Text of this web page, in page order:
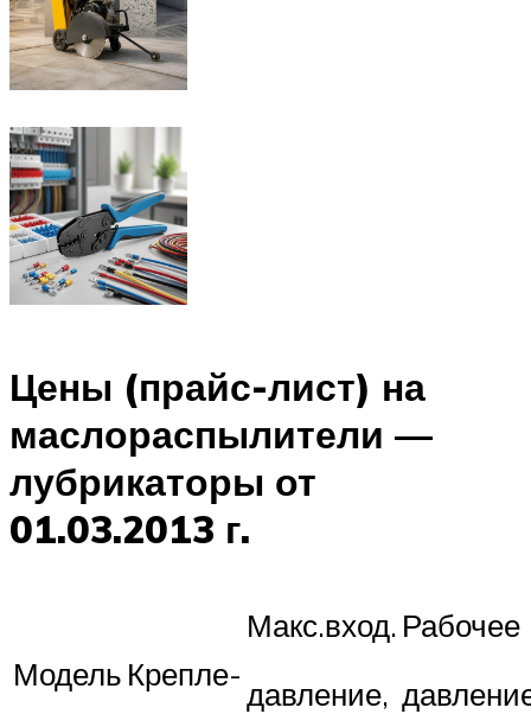
Цены (прайс-лист) на
маслораспылители —
лубрикаторы от
01.03.2013 г.
Модель Крепле-
Макс.вход.
давление,
Рабочее